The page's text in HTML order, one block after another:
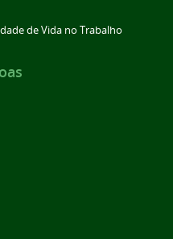
de Vida no Trabalho